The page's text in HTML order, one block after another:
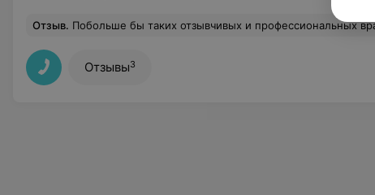
Отзыв. Побольше бы таких отзывчивых и профессиональных
Отзывы3